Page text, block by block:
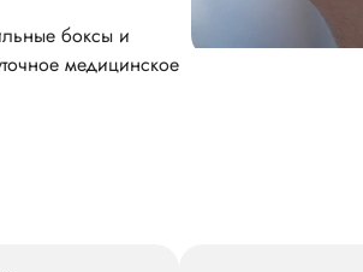
боксы и
медицинское